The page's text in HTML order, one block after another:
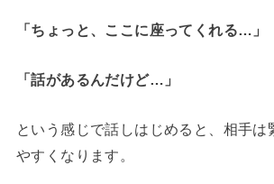
「ちょっと、ここに座ってくれる…」
「話があるんだけど…」
という感じで話しはじめると、相手は
やすくなります。